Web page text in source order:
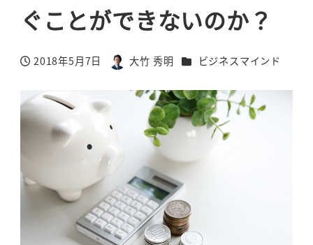
ぐことができないのか？
投稿日
2018年5月7日
著
大竹 秀明 カテゴリー
ビジネスマインド